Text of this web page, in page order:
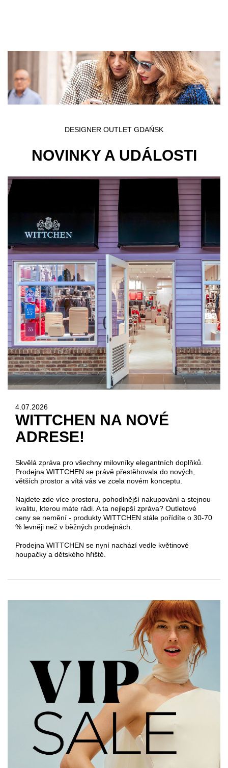
DESIGNER OUTLET GDAŃSK
NOVINKY A UDÁLOSTI
4.07.2026
WITTCHEN NA NOVÉ
ADRESE!
Skvělá zpráva pro všechny milovníky elegantních doplňků.
Prodejna WITTCHEN se právě přestěhovala do nových,
větších prostor a vítá vás ve zcela novém konceptu.
Najdete zde více prostoru, pohodlnější nakupování a stejnou
kvalitu, kterou máte rádi. A ta nejlepší zpráva? Outletové
ceny se nemění - produkty WITTCHEN stále pořídíte o 30-70
% levněji než v běžných prodejnách.
Prodejna WITTCHEN se nyní nachází vedle květinové
houpačky a dětského hřiště.